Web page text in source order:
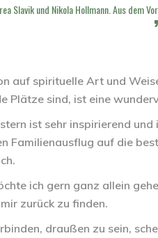
Slavik und Nikola Hollmann. Aus dem
auf spirituelle Art und
Plätze sind, ist eine
ist sehr inspirierend
Familienausflug auf die
ich gern ganz allein
zurück zu finden.
draußen zu sein,